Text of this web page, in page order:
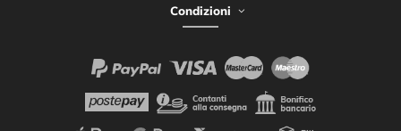
Condizioni